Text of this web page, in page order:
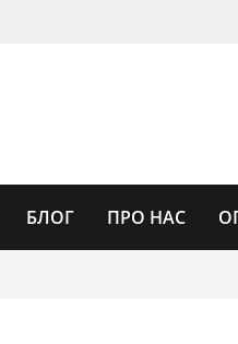
БЛОГ ПРО НАС